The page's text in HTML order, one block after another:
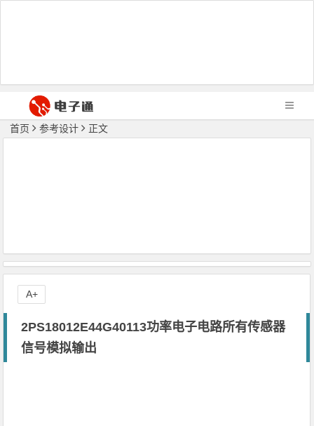
首页 参考设计 正文
2PS18012E44G40113功率电子电路所有传感器
信号模拟输出
A+